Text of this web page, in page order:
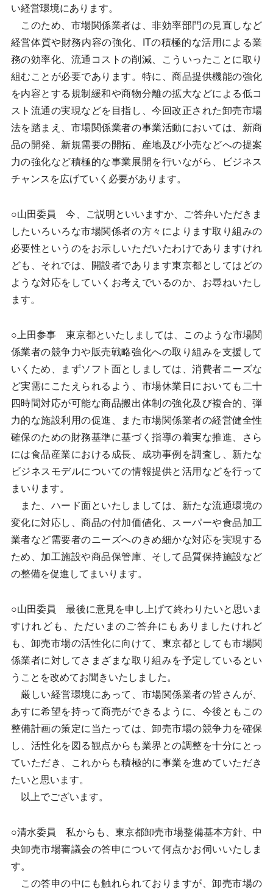
い経営環境にあります。
このため、市場関係業者は、非効率部門の見直しなど
経営体質や財務内容の強化、ITの積極的な活用による業
務の効率化、流通コストの削減、こういったことに取り
組むことが必要であります。特に、商品提供機能の強化
を内容とする規制緩和や商物分離の拡大などによる低コ
スト流通の実現などを目指し、今回改正された卸売市場
法を踏まえ、市場関係業者の事業活動においては、新商
品の開発、新規需要の開拓、産地及び小売などへの提案
力の強化など積極的な事業展開を行いながら、ビジネス
チャンスを広げていく必要があります。
○山田委員 今、ご説明といいますか、ご答弁いただきま
したいろいろな市場関係者の方々によります取り組みの
必要性というのをお示しいただいたわけでありますけれ
ども、それでは、開設者であります東京都としてはどの
ような対応をしていくお考えでいるのか、お尋ねいたし
ます。
○上田参事 東京都といたしましては、このような市場関
係業者の競争力や販売戦略強化への取り組みを支援して
いくため、まずソフト面としましては、消費者ニーズな
ど実需にこたえられるよう、市場休業日においても二十
四時間対応が可能な商品搬出体制の強化及び複合的、弾
力的な施設利用の促進、また市場関係業者の経営健全性
確保のための財務基準に基づく指導の着実な推進、さら
には食品産業における成長、成功事例を調査し、新たな
ビジネスモデルについての情報提供と活用などを行って
まいります。
また、ハード面といたしましては、新たな流通環境の
変化に対応し、商品の付加価値化、スーパーや食品加工
業者など需要者のニーズへのきめ細かな対応を実現する
ため、加工施設や商品保管庫、そして品質保持施設など
の整備を促進してまいります。
○山田委員 最後に意見を申し上げて終わりたいと思いま
すけれども、ただいまのご答弁にもありましたけれど
も、卸売市場の活性化に向けて、東京都としても市場関
係業者に対してさまざまな取り組みを予定しているとい
うことを改めてお聞きいたしました。
厳しい経営環境にあって、市場関係業者の皆さんが、
あすに希望を持って商売ができるように、今後ともこの
整備計画の策定に当たっては、卸売市場の競争力を確保
し、活性化を図る観点からも業界との調整を十分にとっ
ていただき、これからも積極的に事業を進めていただき
たいと思います。
以上でございます。
○清水委員 私からも、東京都卸売市場整備基本方針、中
央卸売市場審議会の答申について何点かお伺いいたしま
す。
この答申の中にも触れられておりますが、卸売市場の